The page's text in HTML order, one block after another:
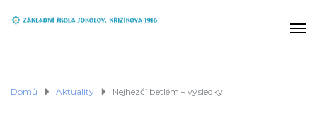
Domů Aktuality Nejhezčí betlém – výsledky